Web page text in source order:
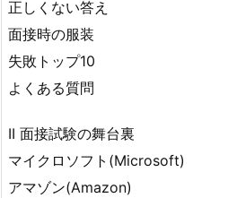
正しくない答え
面接時の服装
失敗トップ10
よくある質問
II 面接試験の舞台裏
マイクロソフト(Microsoft)
アマゾン(Amazon)